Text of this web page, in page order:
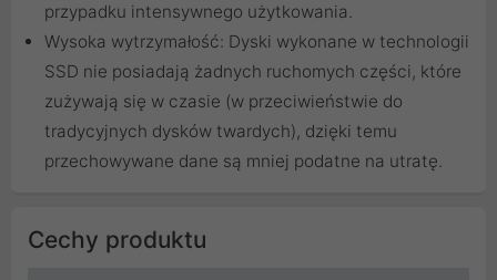
przypadku intensywnego użytkowania.
Wysoka wytrzymałość: Dyski wykonane w technologii
SSD nie posiadają żadnych ruchomych części, które
zużywają się w czasie (w przeciwieństwie do
tradycyjnych dysków twardych), dzięki temu
przechowywane dane są mniej podatne na utratę.
Cechy produktu